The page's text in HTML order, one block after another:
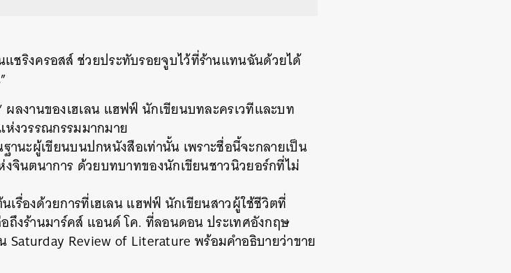
ชริงครอสส์ช่วยประทับรอยจูบไว้ที่ร้านแทนฉันด้วยได้
”
’ ผลงานของเฮเลน แฮฟฟ์ นักเขียนบทละครเวทีและบท
งวรรณกรรมมากมาย
ฐานะผู้เขียนบนปกหนังสือเท่านั้น เพราะชื่อนี้จะกลายเป็น
งจินตนาการ ด้วยบทบาทของนักเขียนชาวนิวยอร์กที่ไม่
เรื่องด้วยการที่เฮเลนแฮฟฟ์ นักเขียนสาวผู้ใช้ชีวิตที่
ถึงร้านมาร์คส์ แอนด์โค. ที่ลอนดอนประเทศอังกฤษ
Saturday Review of Literature พร้อมคำอธิบายว่าขาย